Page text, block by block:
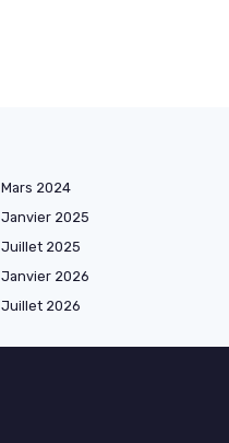
Mars 2024
Janvier 2025
Juillet 2025
Janvier 2026
Juillet 2026